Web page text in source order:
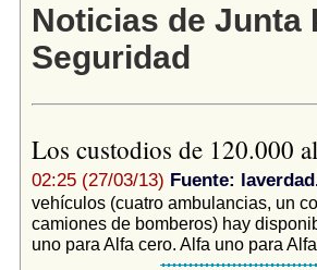
Noticias de Junta
Seguridad
Los custodios de 120.000
02:25 (27/03/13) Fuente:
vehículos (cuatro ambulancias, un
camiones de bomberos) hay
uno para Alfa cero. Alfa uno para